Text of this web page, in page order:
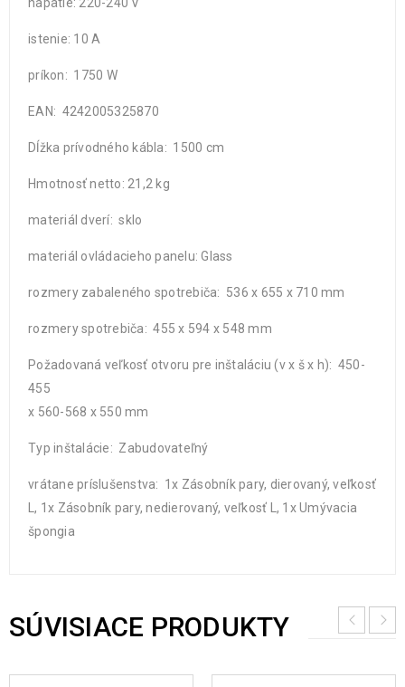
istenie: 10 A
príkon: 1750 W
EAN: 4242005325870
Dĺžka prívodného kábla: 1500 cm
Hmotnosť netto: 21,2 kg
materiál dverí: sklo
materiál ovládacieho panelu: Glass
rozmery zabaleného spotrebiča: 536 x 655 x 710 mm
rozmery spotrebiča: 455 x 594 x 548 mm
Požadovaná veľkosť otvoru pre inštaláciu (v x š x h): 450-
455
x 560-568 x 550 mm
Typ inštalácie: Zabudovateľný
vrátane príslušenstva: 1x Zásobník pary, dierovaný, veľkosť
L, 1x Zásobník pary, nedierovaný, veľkosť L, 1x Umývacia
špongia
SÚVISIACE PRODUKTY